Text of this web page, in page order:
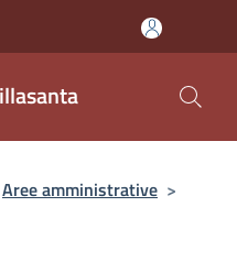
Aree amministrative >